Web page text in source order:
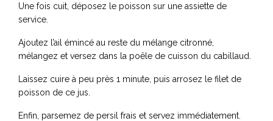
Une fois cuit, déposez le poisson sur une assiette de
service.
Ajoutez l’ail émincé au reste du mélange citronné,
mélangez et versez dans la poêle de cuisson du cabillaud.
Laissez cuire à peu près 1 minute, puis arrosez le filet de
poisson de ce jus.
Enfin, parsemez de persil frais et servez immédiatement.